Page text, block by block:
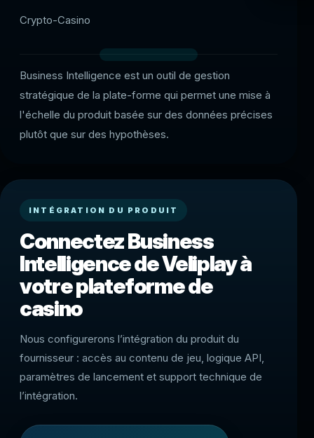
Crypto-Casino
Business Intelligence est un outil de gestion
stratégique de la plate-forme qui permet une mise à
l'échelle du produit basée sur des données précises
plutôt que sur des hypothèses.
INTÉGRATION DU PRODUIT
Connectez Business
Intelligence de Veliplay à
votre plateforme de
casino
Nous configurerons l’intégration du produit du
fournisseur : accès au contenu de jeu, logique API,
paramètres de lancement et support technique de
l’intégration.